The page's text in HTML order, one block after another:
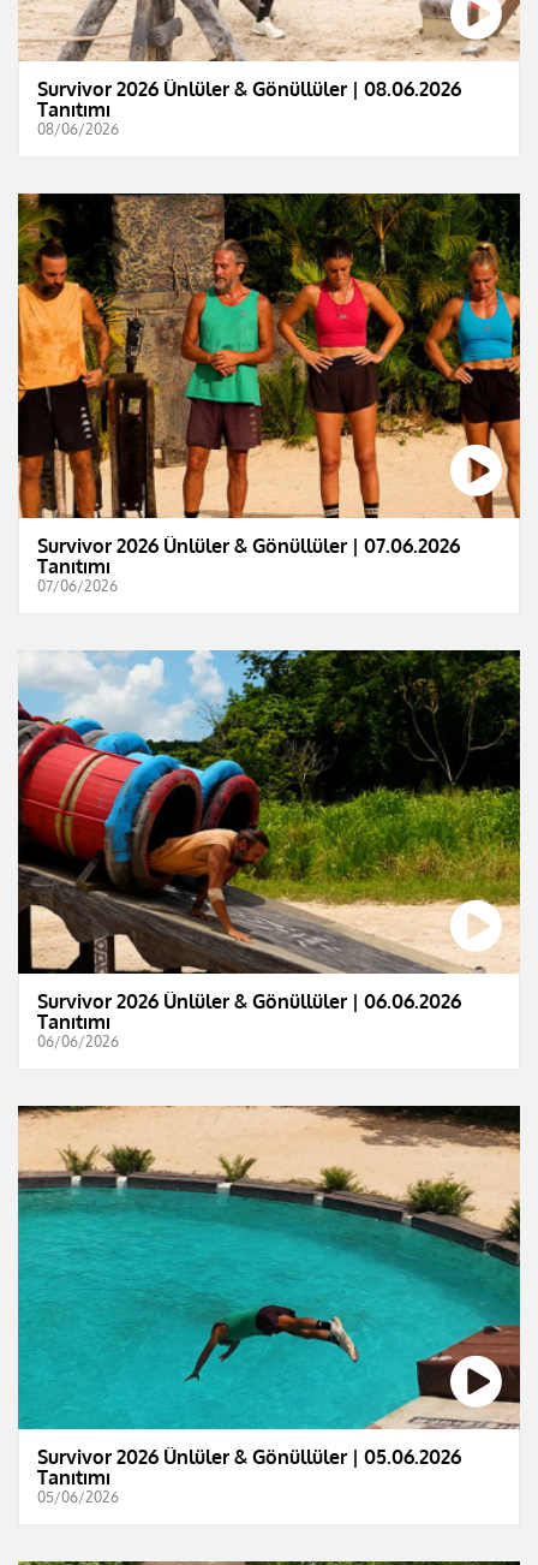
Survivor 2026 Ünlüler & Gönüllüler | 08.06.2026
Tanıtımı
08/06/2026
Survivor 2026 Ünlüler & Gönüllüler | 07.06.2026
Tanıtımı
07/06/2026
Survivor 2026 Ünlüler & Gönüllüler | 06.06.2026
Tanıtımı
06/06/2026
Survivor 2026 Ünlüler & Gönüllüler | 05.06.2026
Tanıtımı
05/06/2026